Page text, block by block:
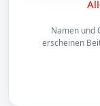
Namen und
erscheinen